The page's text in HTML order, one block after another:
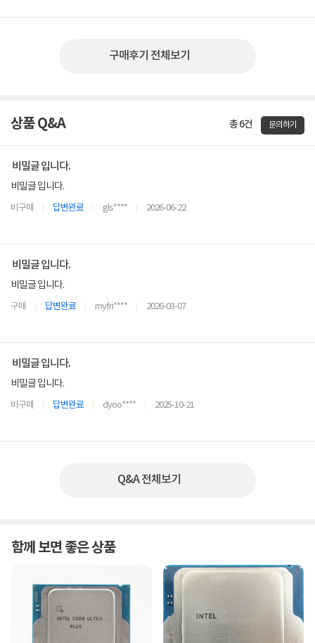
구매후기 전체보기
상품 Q&A 총 6건 문의하기
비밀글 입니다.
비밀글 입니다.
비구매 답변완료 gls**** 2026-06-22
비밀글 입니다.
비밀글 입니다.
구매 답변완료 myfri**** 2026-03-07
비밀글 입니다.
비밀글 입니다.
비구매 답변완료 dyoo**** 2025-10-21
Q&A 전체보기
함께 보면 좋은 상품